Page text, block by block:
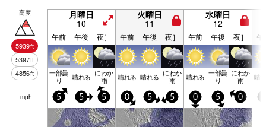
高度
5939ft
5397ft
4856ft
月曜日
10
火曜日
11
水曜日
12
午前 午後 夜］ 午前 午後 夜］ 午前 午後 夜］ 午
一部曇
り 晴れる にわか
雨 晴れる 晴れる にわか
雨 晴れる 一部曇
り
にわか
雨 晴
mph 5 5 5 0 5 5 0 5 0